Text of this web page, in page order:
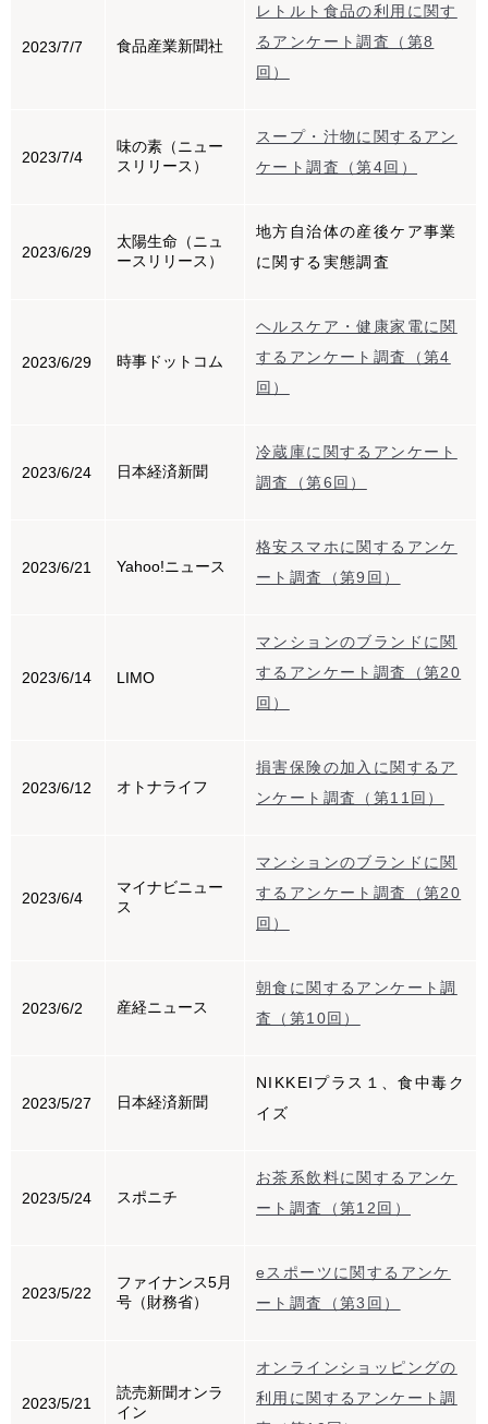
2023/7/7 食品産業新聞社
レトルト食品の利用に関す
るアンケート調査（第8
回）
2023/7/4
味の素（ニュー
スリリース）
スープ・汁物に関するアン
ケート調査（第4回）
2023/6/29
太陽生命（ニュ
ースリリース）
地方自治体の産後ケア事業
に関する実態調査
2023/6/29 時事ドットコム
ヘルスケア・健康家電に関
するアンケート調査（第4
回）
2023/6/24 日本経済新聞
冷蔵庫に関するアンケート
調査（第6回）
2023/6/21 Yahoo!ニュース
格安スマホに関するアンケ
ート調査（第9回）
2023/6/14 LIMO
マンションのブランドに関
するアンケート調査（第20
回）
2023/6/12 オトナライフ
損害保険の加入に関するア
ンケート調査（第11回）
2023/6/4
マイナビニュー
ス
マンションのブランドに関
するアンケート調査（第20
回）
2023/6/2 産経ニュース
朝食に関するアンケート調
査（第10回）
2023/5/27 日本経済新聞
NIKKEIプラス１、食中毒ク
イズ
2023/5/24 スポニチ
お茶系飲料に関するアンケ
ート調査（第12回）
2023/5/22
ファイナンス5月
号（財務省）
eスポーツに関するアンケ
ート調査（第3回）
2023/5/21
読売新聞オンラ
イン
オンラインショッピングの
利用に関するアンケート調